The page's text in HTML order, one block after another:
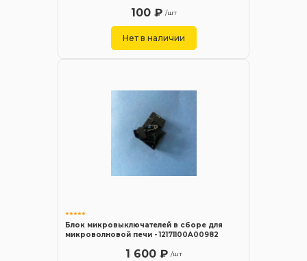
100 ₽ /шт
Нет в наличии
Блок микровыключателей в сборе для
микроволновой печи - 12171100A00982
1 600 ₽ /шт